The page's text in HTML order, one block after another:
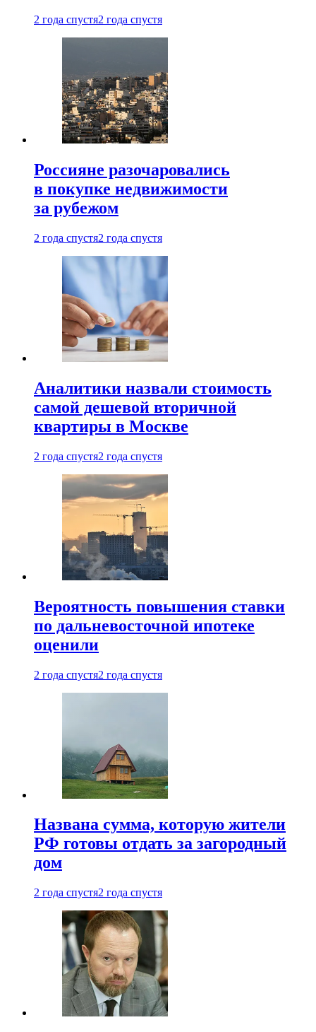
2 года спустя2 года спустя
Россияне разочаровались
в покупке недвижимости
за рубежом
2 года спустя2 года спустя
Аналитики назвали стоимость
самой дешевой вторичной
квартиры в Москве
2 года спустя2 года спустя
Вероятность повышения ставки
по дальневосточной ипотеке
оценили
2 года спустя2 года спустя
Названа сумма, которую жители
РФ готовы отдать за загородный
дом
2 года спустя2 года спустя